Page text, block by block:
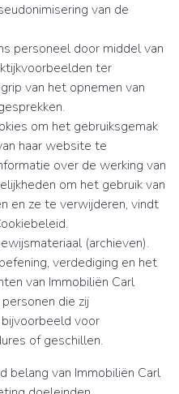
van de
personeel door middel van
ter
van het opnemen van
om het gebruiksgemak
haar website te
over de werking van
om het gebruik van
en ze te verwijderen, vindt
(archieven).
verdediging en het
van Immobiliën Carl
die zij
voor
of geschillen.
belang van Immobiliën Carl